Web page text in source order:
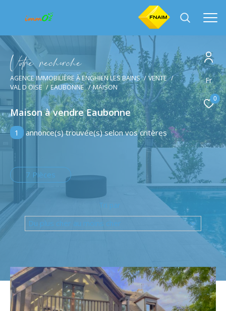
Fr
0
Vore recece
AGENCE IMMOBILIÈRE À ENGHIEN LES BAINS
VENTE
VAL D OISE
EAUBONNE MAISON
Maison à vendre Eaubonne
1 annonce(s) trouvée(s) selon vos critères
7 Pièces
Tri par
Du plus cher au moins cher
Effectuer une recherche
et trouver le bien qui correspond à vos critères
Type
d'offre
Vente
bien
Budget
Budget
Surface
Pièces
Pièces